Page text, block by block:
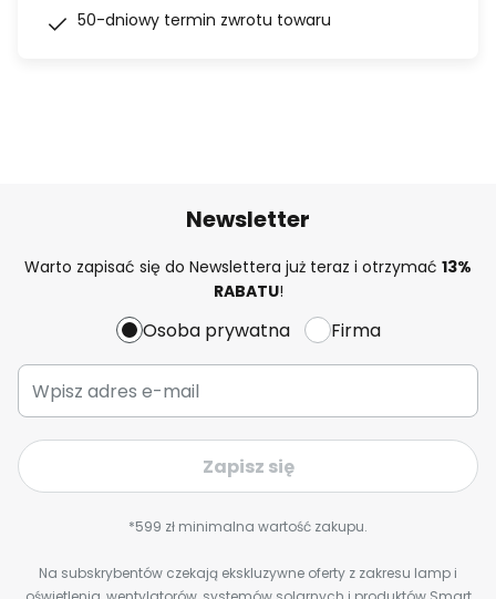
50-dniowy termin zwrotu towaru
Newsletter
Warto zapisać się do Newslettera już teraz i otrzymać 13%
RABATU!
Osoba prywatna Firma
Zapisz się
*599 zł minimalna wartość zakupu.
Na subskrybentów czekają ekskluzywne oferty z zakresu lamp i